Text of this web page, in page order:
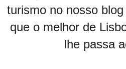
turismo no nosso
que o melhor de
lhe passa